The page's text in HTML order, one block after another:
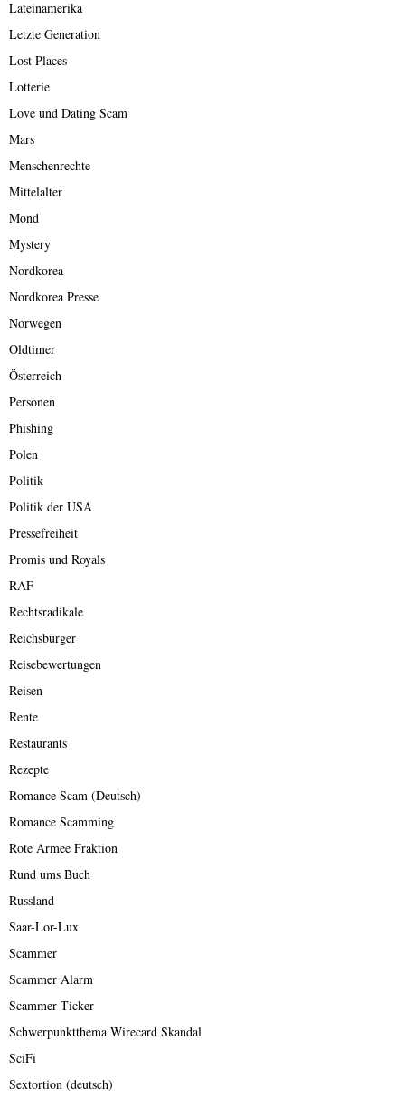
Lateinamerika
Letzte Generation
Lost Places
Lotterie
Love und Dating Scam
Mars
Menschenrechte
Mittelalter
Mond
Mystery
Nordkorea
Nordkorea Presse
Norwegen
Oldtimer
Österreich
Personen
Phishing
Polen
Politik
Politik der USA
Pressefreiheit
Promis und Royals
RAF
Rechtsradikale
Reichsbürger
Reisebewertungen
Reisen
Rente
Restaurants
Rezepte
Romance Scam (Deutsch)
Romance Scamming
Rote Armee Fraktion
Rund ums Buch
Russland
Saar-Lor-Lux
Scammer
Scammer Alarm
Scammer Ticker
Schwerpunktthema Wirecard Skandal
SciFi
Sextortion (deutsch)